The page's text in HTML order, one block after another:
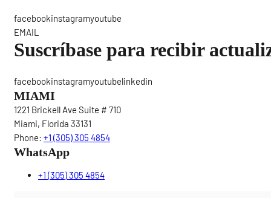
facebookinstagramyoutube
EMAIL
Suscríbase para recibir
facebookinstagramyoutubelinkedin
MIAMI
1221 Brickell Ave Suite # 710
Miami, Florida 33131
Phone: +1 (305) 305 4854
WhatsApp
+1 (305) 305 4854